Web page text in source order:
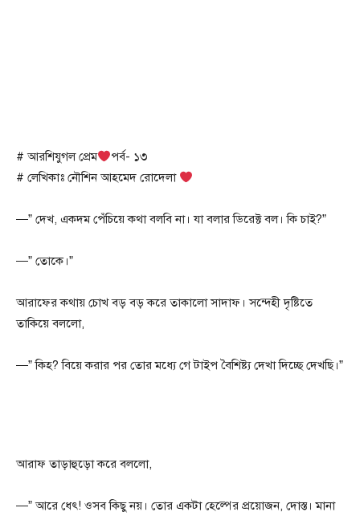
# আরশিযুগল প্রেম
পর্ব- ১৩
# লেখিকাঃ নৌশিন আহমেদ রোদেলা
—” দেখ, একদম পেঁচিয়ে কথা বলবি না। যা বলার ডিরেক্ট বল। কি চাই?”
—” তোকে।”
আরাফের কথায় চোখ বড় বড় করে তাকালো সাদাফ। সন্দেহী দৃষ্টিতে
তাকিয়ে বললো,
—” কিহ? বিয়ে করার পর তোর মধ্যে গে টাইপ বৈশিষ্ট্য দেখা দিচ্ছে দেখছি।”
আরাফ তাড়াহুড়ো করে বললো,
—” আরে ধেৎ! ওসব কিছু নয়। তোর একটা হেল্পের প্রয়োজন, দোস্ত। মানা